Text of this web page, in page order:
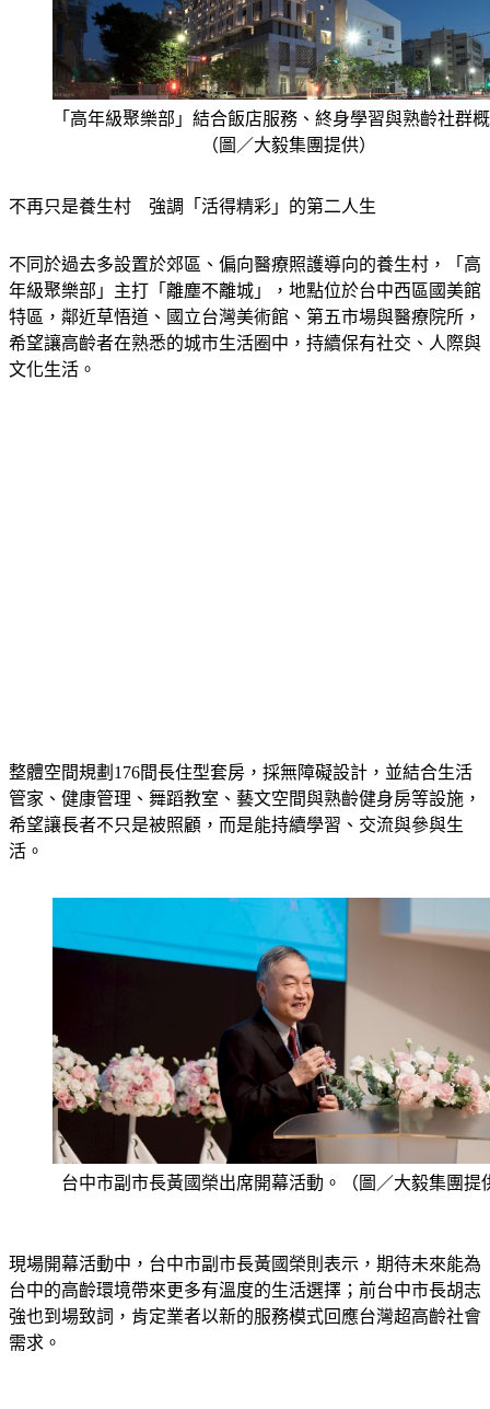
「高年級聚樂部」結合飯店服務、終身學習與熟齡社群
（圖／大毅集團提供）
年級聚樂部」主打「離塵不離城」，地點位於台中西區國美館
特區，鄰近草悟道、國立台灣美術館、第五市場與醫療院所，
希望讓高齡者在熟悉的城市生活圈中，持續保有社交、人際與
文化生活。
管家、健康管理、舞蹈教室、藝文空間與熟齡健身房等設施，
希望讓長者不只是被照顧，而是能持續學習、交流與參與生
活。
台中市副市長黃國榮出席開幕活動。（圖／大毅集團提
台中的高齡環境帶來更多有溫度的生活選擇；前台中市長胡志
強也到場致詞，肯定業者以新的服務模式回應台灣超高齡社會
需求。